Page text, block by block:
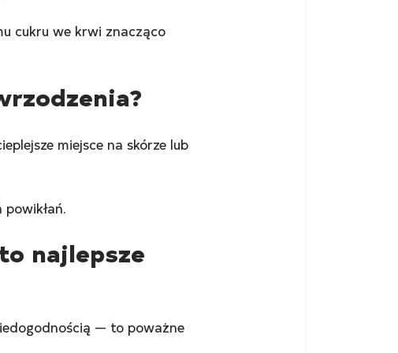
cukru we krwi znacząco
miejsce na skórze lub
najlepsze
— to poważne